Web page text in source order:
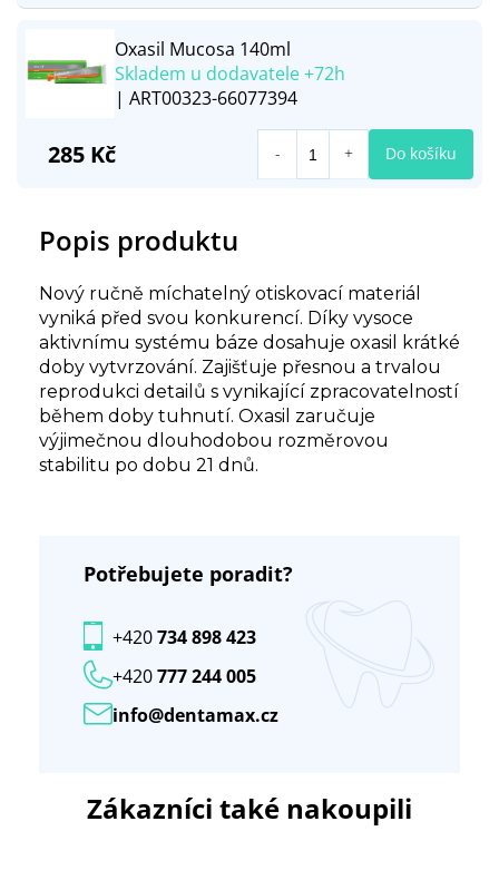
Popis produktu
Nový ručně míchatelný otiskovací materiál
vyniká před svou konkurencí. Díky vysoce
aktivnímu systému báze dosahuje oxasil krátké
doby vytvrzování. Zajišťuje přesnou a trvalou
reprodukci detailů s vynikající zpracovatelností
během doby tuhnutí. Oxasil zaručuje
výjimečnou dlouhodobou rozměrovou
stabilitu po dobu 21 dnů.
Potřebujete poradit?
info@dentamax.cz
+420777 244 005
+420734 898 423
Zákazníci také nakoupili
Oxasil Mucosa 140ml
Skladem u dodavatele +72h
| ART00323-66077394
285 Kč Do košíku